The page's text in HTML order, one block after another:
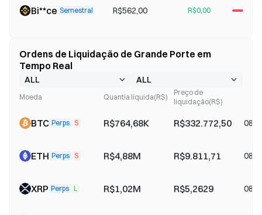
Bi**ce Semestral R$562,00 R$0,00
Ordens de Liquidação de Grande Porte em
Tempo Real
Moeda Quantia líquida(R$)
Preço de
liquidação(R$)
BTC Perps S R$764,68K R$332.772,50 08-
ETH Perps S R$4,88M R$9.811,71 08-
XRP Perps L R$1,02M R$5,2629 08-